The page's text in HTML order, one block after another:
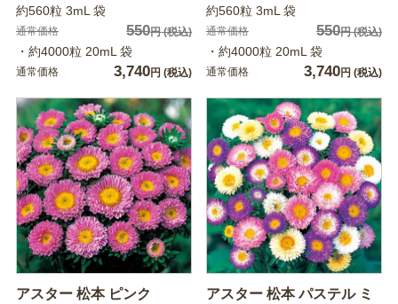
約560粒 3mL 袋
通常価格 550円(税込)
・約4000粒 20mL 袋
通常価格 3,740円 (税込)
約560粒 3mL 袋
通常価格 550円(税込)
・約4000粒 20mL 袋
通常価格 3,740円 (税込)
アスター 松本 ピンク
アスター 松本 パステル ミ